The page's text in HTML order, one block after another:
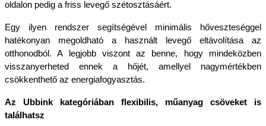
oldalon pedig a friss levegő szétosztásáért.
Egy ilyen rendszer segítségével minimális hőveszteséggel
hatékonyan megoldható a használt levegő eltávolítása az
otthonodból. A legjobb viszont az benne, hogy mindeközben
visszanyerheted ennek a hőjét, amellyel nagymértékben
csökkenthető az energiafogyasztás.
Az Ubbink kategóriában flexibilis, műanyag csöveket is
találhatsz